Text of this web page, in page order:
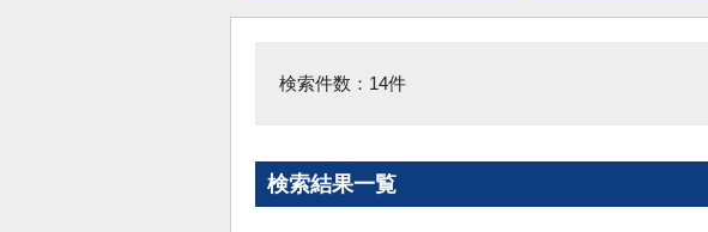
検索件数：14件
検索結果一覧